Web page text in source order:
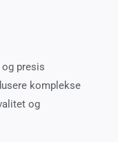
presis
komplekse
og